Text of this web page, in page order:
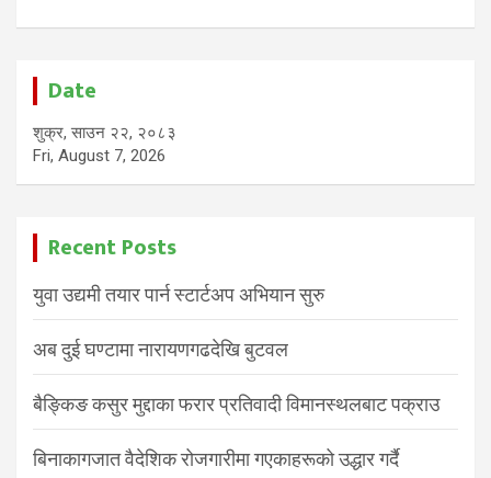
Date
शुक्र, साउन २२, २०८३
Fri, August 7, 2026
Recent Posts
युवा उद्यमी तयार पार्न स्टार्टअप अभियान सुरु
अब दुई घण्टामा नारायणगढदेखि बुटवल
बैङ्किङ कसुर मुद्दाका फरार प्रतिवादी विमानस्थलबाट पक्राउ
बिनाकागजात वैदेशिक रोजगारीमा गएकाहरूको उद्धार गर्दै